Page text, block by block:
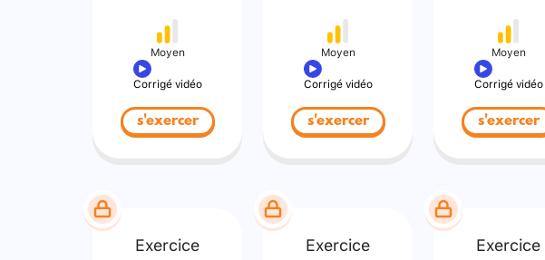
Moyen
Corrigé vidéo
s'exercer
Moyen
Corrigé vidéo
s'exercer
Moyen
Corrigé vidéo
s'exercer
Exercice Exercice Exercice